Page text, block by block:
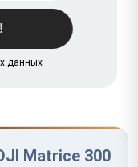
данных
Matrice 300